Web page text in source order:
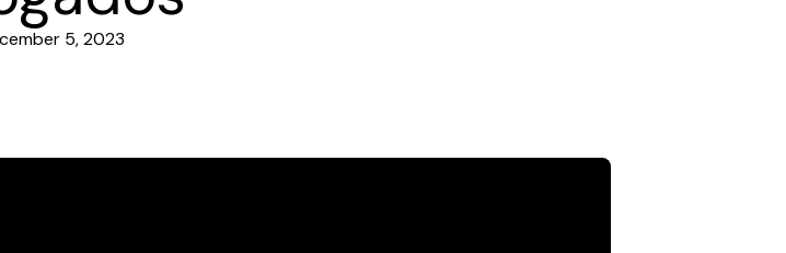
5, 2023